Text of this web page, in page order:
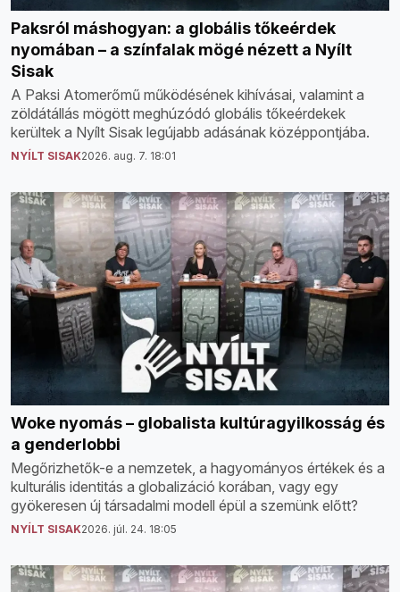
Paksról máshogyan: a globális tőkeérdek
nyomában – a színfalak mögé nézett a Nyílt
Sisak
A Paksi Atomerőmű működésének kihívásai, valamint a
zöldátállás mögött meghúzódó globális tőkeérdekek
kerültek a Nyílt Sisak legújabb adásának középpontjába.
NYÍLT SISAK2026. aug. 7. 18:01
Woke nyomás – globalista kultúragyilkosság és
a genderlobbi
Megőrizhetők-e a nemzetek, a hagyományos értékek és a
kulturális identitás a globalizáció korában, vagy egy
gyökeresen új társadalmi modell épül a szemünk előtt?
NYÍLT SISAK2026. júl. 24. 18:05